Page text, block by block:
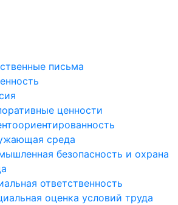
письма
ценности
среда
безопасность и охрана
ответственность
оценка условий труда